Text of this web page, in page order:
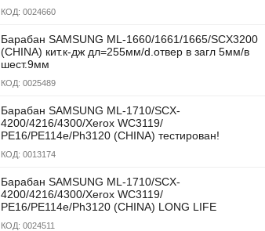
КОД: 0024660
Барабан SAMSUNG ML-1660/1661/1665/SCX3200
(CHINA) кит.к-дж дл=255мм/d.отвер в загл 5мм/в
шест.9мм
КОД: 0025489
Барабан SAMSUNG ML-1710/SCX-
4200/4216/4300/Xerox WC3119/
РЕ16/PE114e/Ph3120 (CHINA) тестирован!
КОД: 0013174
Барабан SAMSUNG ML-1710/SCX-
4200/4216/4300/Xerox WC3119/
РЕ16/PE114e/Ph3120 (CHINA) LONG LIFE
КОД: 0024511